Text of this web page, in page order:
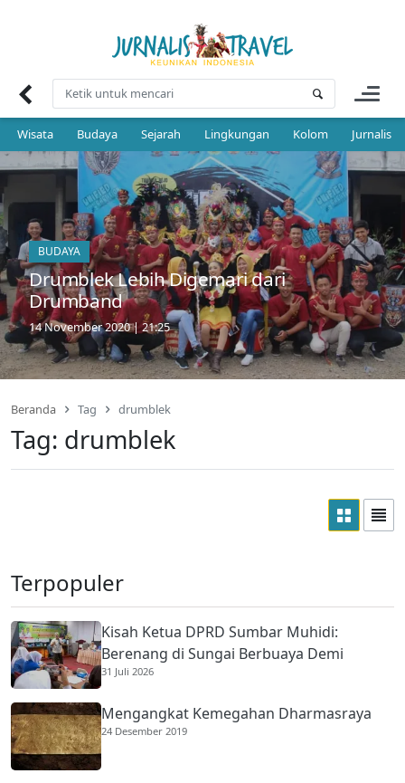
Wisata Budaya Sejarah Lingkungan Kolom Jurnalis
BUDAYA
Drumblek Lebih Digemari dari
Drumband
14 November 2020 | 21:25
Beranda Tag drumblek
Tag: drumblek
Terpopuler
Kisah Ketua DPRD Sumbar Muhidi:
Berenang di Sungai Berbuaya Demi
Membantu Ekonomi Orang Tua
31 Juli 2026
Mengangkat Kemegahan Dharmasraya
24 Desember 2019